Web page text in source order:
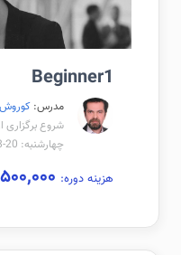
Beginner1
مدرس:
شروع برگزاری از: ۰۲ خرداد
چهارشنبه: 20-18
هزینه دوره: